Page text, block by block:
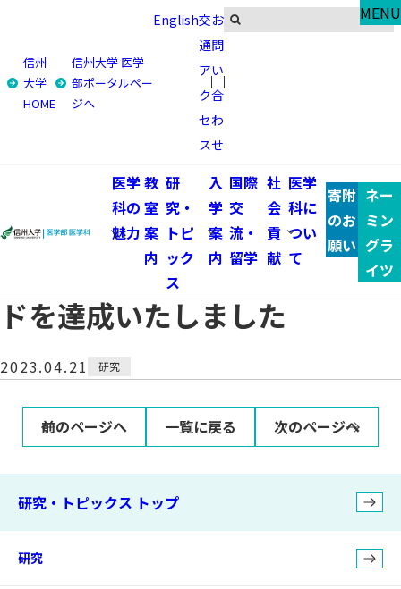
信州
大学
HOME
信州大学 医学
部ポータルペー
ジへ
English交
通
ア
ク
セ
ス
お
問
い
合
わ
せ
医学
科の
魅力
教
室
案
内
研
究・
トピ
ック
ス
入
学
案
内
国際
交
流・
留学
社
会
貢
献
医学
科に
つい
て
寄附
のお
願い
ネー
ミン
グラ
イツ
Research & Topics
研究・トピックス
トップ
研究・トピックス
理学療法学専攻 西澤公美 准教授のMuscle and Nerveに掲
載された論文がトップダウンロードを達成いたしました
理学療法学専攻 西澤公美 准教
授のMuscle and Nerveに掲載
された論文がトップダウンロー
ドを達成いたしました
2023.04.21 研究
前のページへ 一覧に戻る 次のページへ
研究・トピックス トップ
研究
MENU